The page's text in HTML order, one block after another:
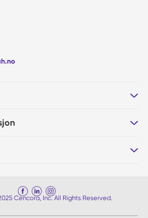
Cencora, Inc. All Rights Reserved.